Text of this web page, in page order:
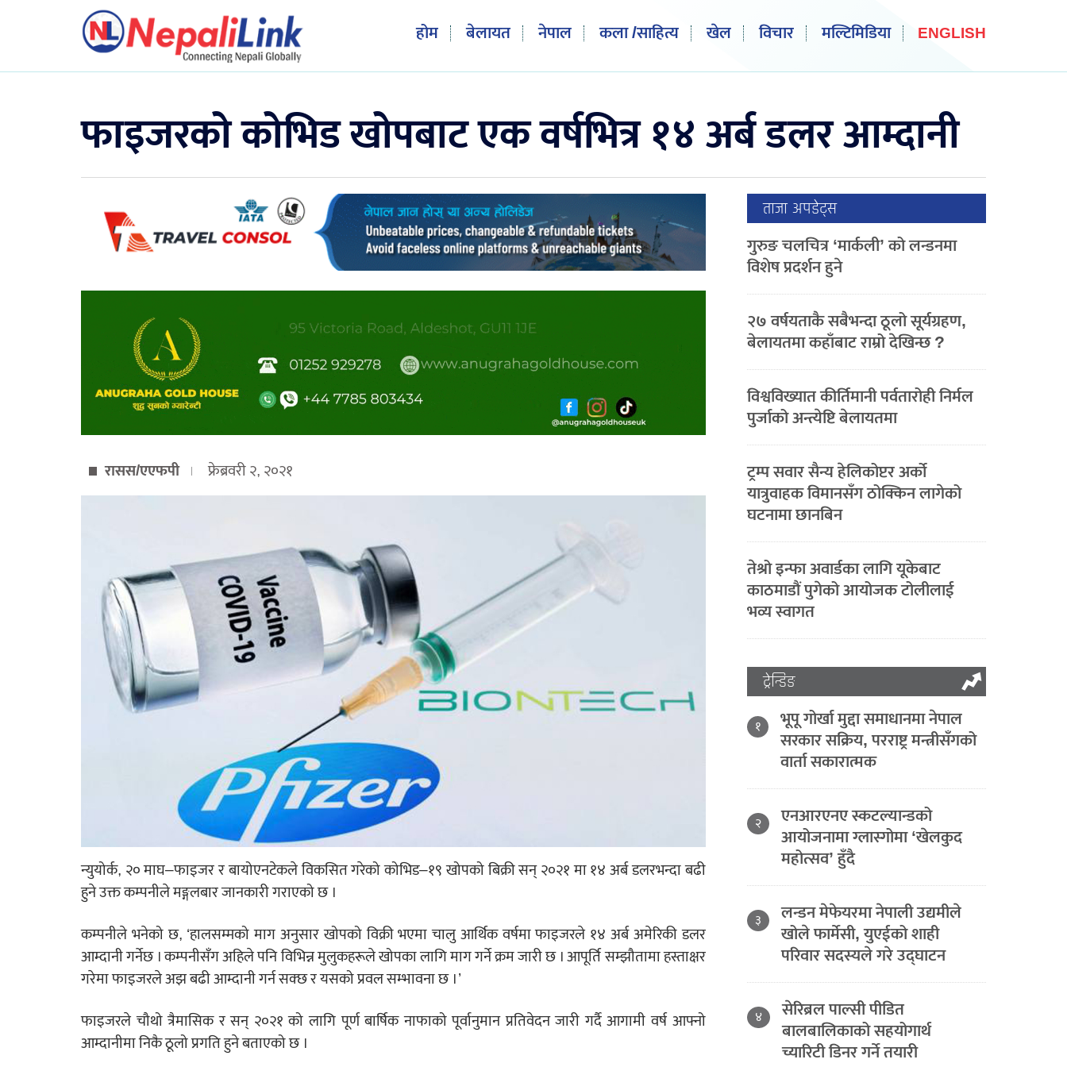
होम बेलायत नेपाल कला /साहित्य खेल विचार मल्टिमिडिया ENGLISH
फाइजरको कोभिड खोपबाट एक वर्षभित्र १४ अर्ब डलर आम्दानी
रासस/एएफपी फ्रेब्रवरी २, २०२१
न्युयोर्क, २० माघ–फाइजर र बायोएनटेकले विकसित गरेको कोभिड–१९ खोपको बिक्री सन् २०२१ मा १४ अर्ब डलरभन्दा बढी
हुने उक्त कम्पनीले मङ्गलबार जानकारी गराएको छ ।
कम्पनीले भनेको छ, ‘हालसम्मको माग अनुसार खोपको विक्री भएमा चालु आर्थिक वर्षमा फाइजरले १४ अर्ब अमेरिकी डलर
आम्दानी गर्नेछ । कम्पनीसँग अहिले पनि विभिन्न मुलुकहरूले खोपका लागि माग गर्ने क्रम जारी छ । आपूर्ति सम्झौतामा हस्ताक्षर
गरेमा फाइजरले अझ बढी आम्दानी गर्न सक्छ र यसको प्रवल सम्भावना छ ।’
फाइजरले चौथो त्रैमासिक र सन् २०२१ को लागि पूर्ण बार्षिक नाफाको पूर्वानुमान प्रतिवेदन जारी गर्दै आगामी वर्ष आफ्नो
आम्दानीमा निकै ठूलो प्रगति हुने बताएको छ ।
ताजा अपडेट्स
गुरुङ चलचित्र ‘मार्कली’ को लन्डनमा
विशेष प्रदर्शन हुने
२७ वर्षयताकै सबैभन्दा ठूलो सूर्यग्रहण,
बेलायतमा कहाँबाट राम्रो देखिन्छ ?
विश्वविख्यात कीर्तिमानी पर्वतारोही निर्मल
पुर्जाको अन्त्येष्टि बेलायतमा
ट्रम्प सवार सैन्य हेलिकोप्टर अर्को
यात्रुवाहक विमानसँग ठोक्किन लागेको
घटनामा छानबिन
तेश्रो इन्फा अवार्डका लागि यूकेबाट
काठमाडौं पुगेको आयोजक टोलीलाई
भव्य स्वागत
ट्रेन्डिङ
१ भूपू गोर्खा मुद्दा समाधानमा नेपाल
सरकार सक्रिय, परराष्ट्र मन्त्रीसँगको
वार्ता सकारात्मक
२ एनआरएनए स्कटल्यान्डको
आयोजनामा ग्लास्गोमा ‘खेलकुद
महोत्सव’ हुँदै
३ लन्डन मेफेयरमा नेपाली उद्यमीले
खोले फार्मेसी, युएईको शाही
परिवार सदस्यले गरे उद्घाटन
४ सेरिब्रल पाल्सी पीडित
बालबालिकाको सहयोगार्थ
च्यारिटी डिनर गर्ने तयारी